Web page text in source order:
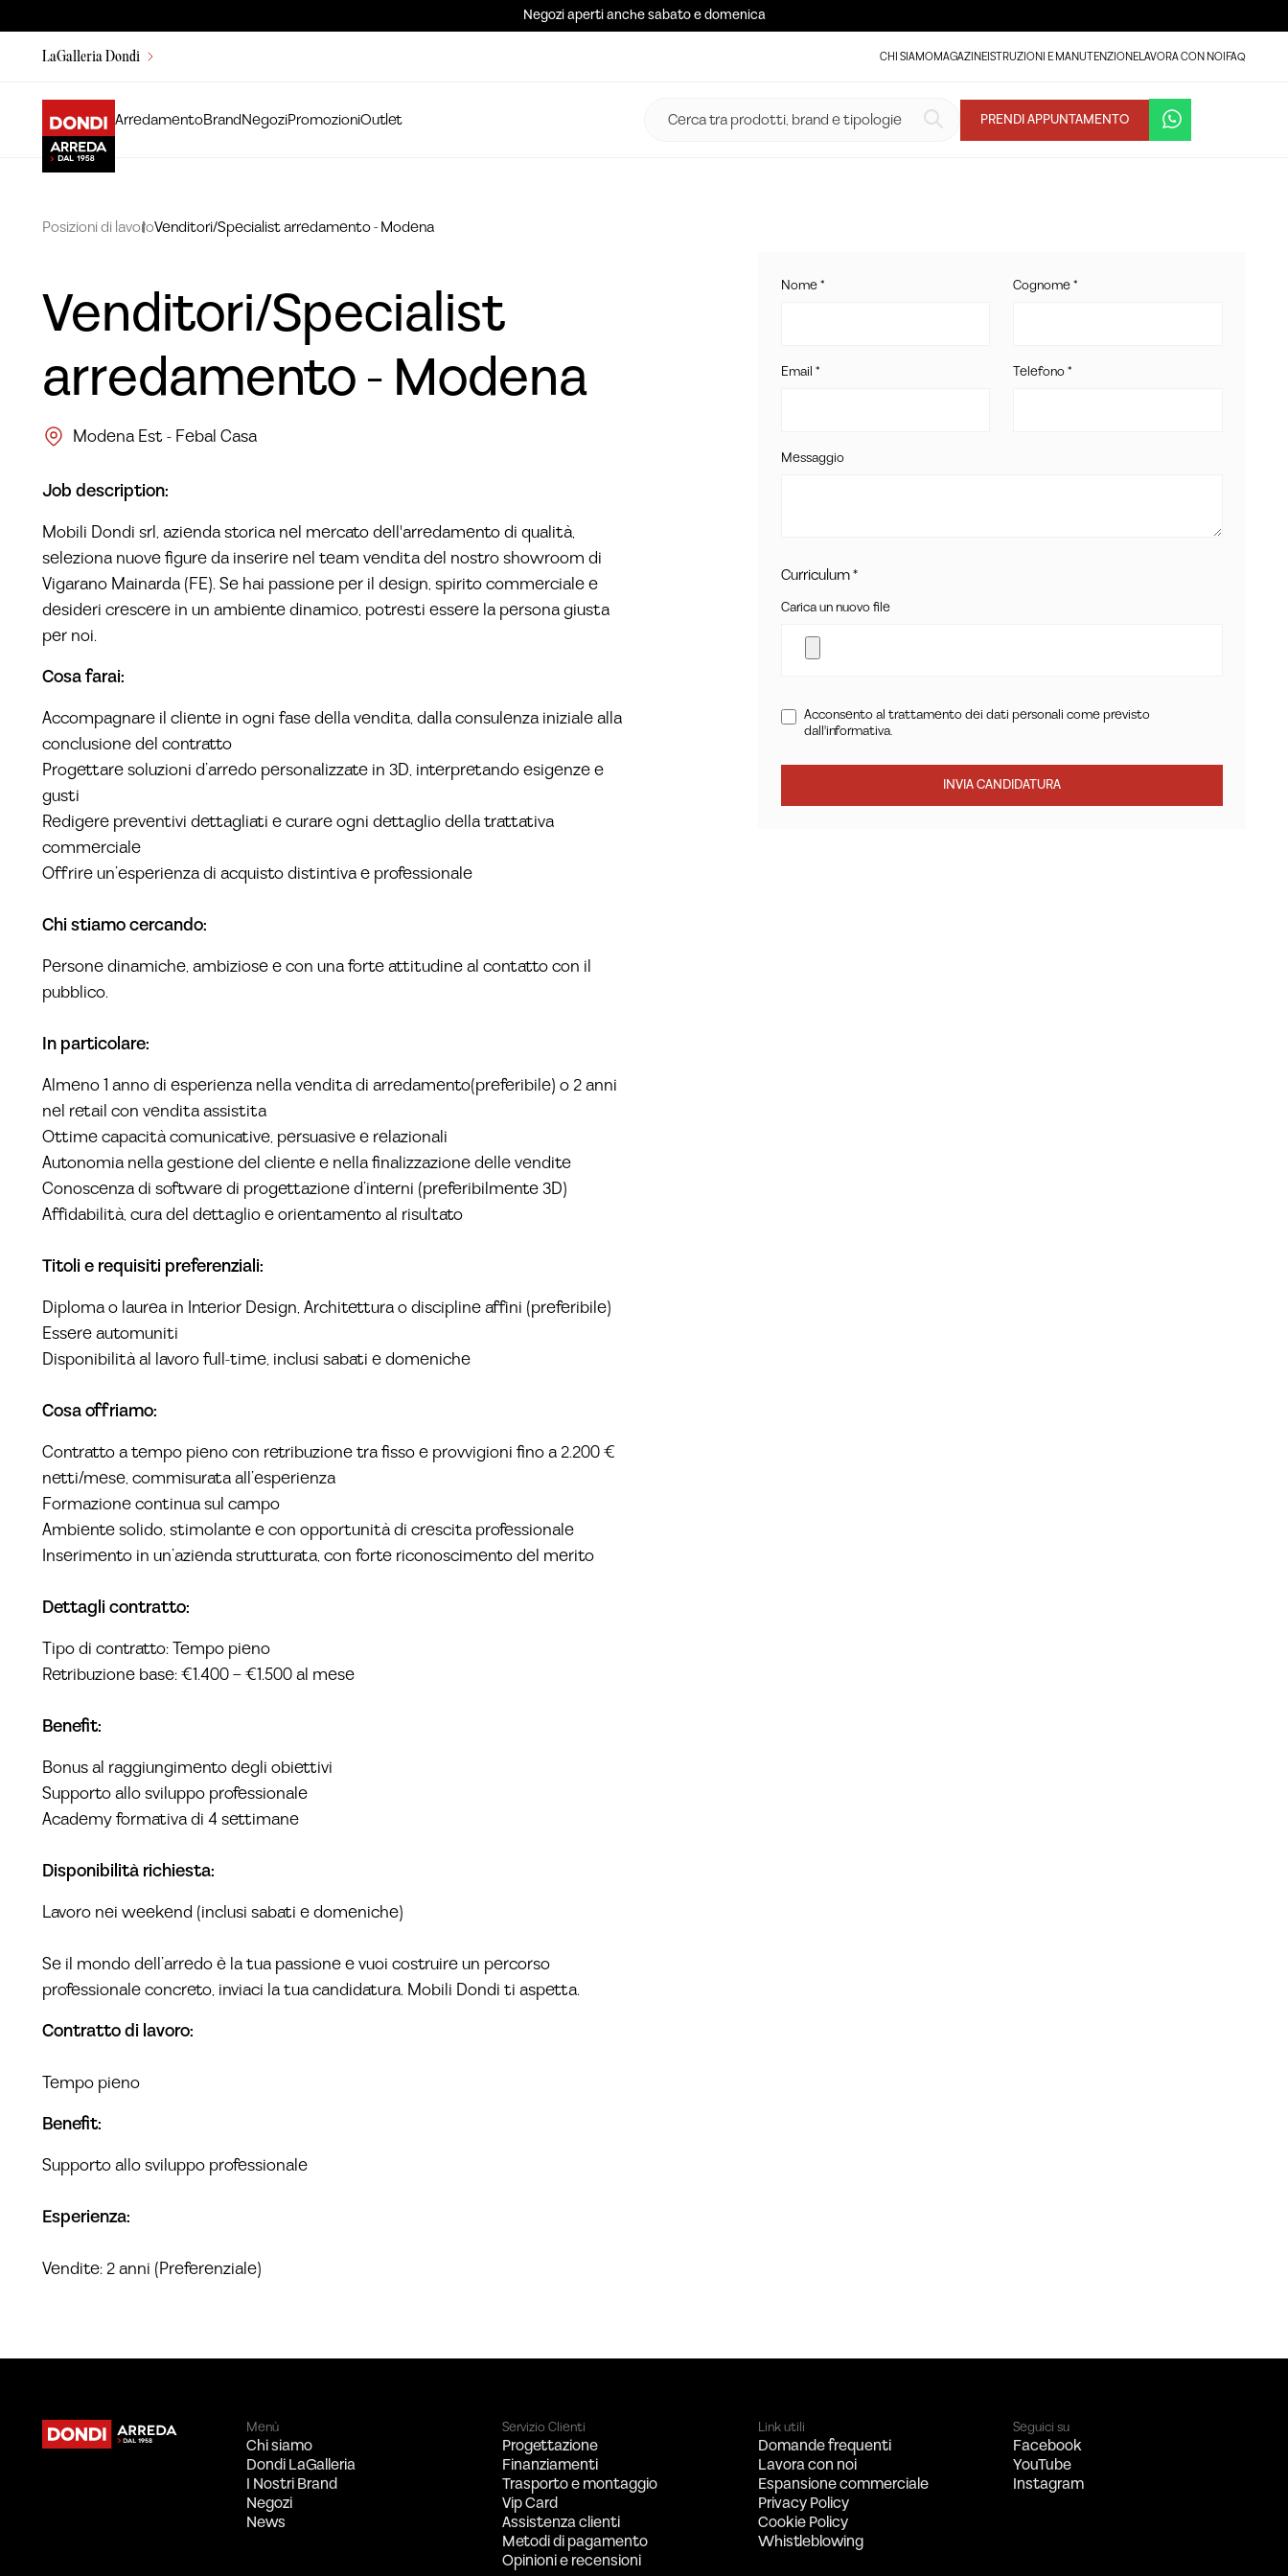
Negozi aperti anche sabato e domenica
LaGalleria Dondi CHI SIAMOMAGAZINEISTRUZIONI E MANUTENZIONELAVORA CON NOIFAQ
ArredamentoBrandNegoziPromozioniOutlet PRENDI APPUNTAMENTO
Posizioni di lavoroVenditori/Specialist arredamento - Modena
Venditori/Specialist
arredamento - Modena
Modena Est - Febal Casa
Job description:
Mobili Dondi srl, azienda storica nel mercato dell'arredamento di qualità,
seleziona nuove figure da inserire nel team vendita del nostro showroom di
Vigarano Mainarda (FE). Se hai passione per il design, spirito commerciale e
desideri crescere in un ambiente dinamico, potresti essere la persona giusta
per noi.
Cosa farai:
Accompagnare il cliente in ogni fase della vendita, dalla consulenza iniziale alla
conclusione del contratto
Progettare soluzioni d’arredo personalizzate in 3D, interpretando esigenze e
gusti
Redigere preventivi dettagliati e curare ogni dettaglio della trattativa
commerciale
Offrire un’esperienza di acquisto distintiva e professionale
Chi stiamo cercando:
Persone dinamiche, ambiziose e con una forte attitudine al contatto con il
pubblico.
In particolare:
Almeno 1 anno di esperienza nella vendita di arredamento(preferibile) o 2 anni
nel retail con vendita assistita
Ottime capacità comunicative, persuasive e relazionali
Autonomia nella gestione del cliente e nella finalizzazione delle vendite
Conoscenza di software di progettazione d’interni (preferibilmente 3D)
Affidabilità, cura del dettaglio e orientamento al risultato
Titoli e requisiti preferenziali:
Diploma o laurea in Interior Design, Architettura o discipline affini (preferibile)
Essere automuniti
Disponibilità al lavoro full-time, inclusi sabati e domeniche
Cosa offriamo:
Contratto a tempo pieno con retribuzione tra fisso e provvigioni fino a 2.200 €
netti/mese, commisurata all’esperienza
Formazione continua sul campo
Ambiente solido, stimolante e con opportunità di crescita professionale
Inserimento in un’azienda strutturata, con forte riconoscimento del merito
Dettagli contratto:
Tipo di contratto: Tempo pieno
Retribuzione base: €1.400 – €1.500 al mese
Benefit:
Bonus al raggiungimento degli obiettivi
Supporto allo sviluppo professionale
Academy formativa di 4 settimane
Disponibilità richiesta:
Lavoro nei weekend (inclusi sabati e domeniche)
Se il mondo dell’arredo è la tua passione e vuoi costruire un percorso
professionale concreto, inviaci la tua candidatura. Mobili Dondi ti aspetta.
Contratto di lavoro:
Tempo pieno
Benefit:
Supporto allo sviluppo professionale
Esperienza:
Vendite: 2 anni (Preferenziale)
Nome * Cognome *
Email * Telefono *
Messaggio
Curriculum *
Carica un nuovo file
Acconsento al trattamento dei dati personali come previsto
dall'informativa.
INVIA CANDIDATURA
Menù
Chi siamo
Dondi LaGalleria
I Nostri Brand
Negozi
News
Servizio Clienti
Progettazione
Finanziamenti
Trasporto e montaggio
Vip Card
Assistenza clienti
Metodi di pagamento
Opinioni e recensioni
Link utili
Domande frequenti
Lavora con noi
Espansione commerciale
Privacy Policy
Cookie Policy
Whistleblowing
Seguici su
Facebook
YouTube
Instagram